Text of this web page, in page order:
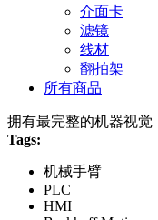
介面卡
滤镜
线材
翻拍架
所有商品
拥有最完整的机器视觉
Tags:
机械手臂
PLC
HMI